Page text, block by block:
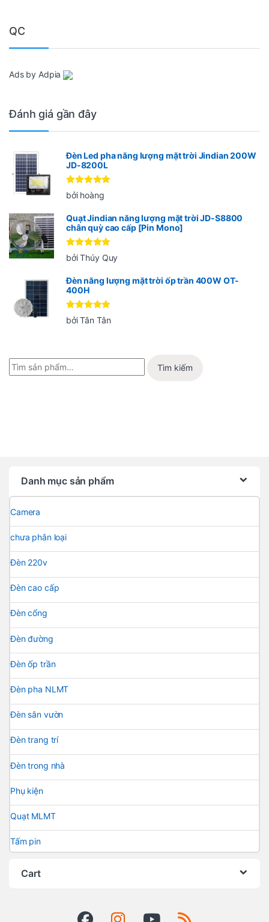
QC
Ads by Adpia
Đánh giá gần đây
Đèn Led pha năng lượng mặt trời Jindian 200W
JD-8200L
Được xếp
hạng55
bởi hoàng
Quạt Jindian năng lượng mặt trời JD-S8800
chân quỳ cao cấp [Pin Mono]
Được xếp
hạng 5 5
bởi Thúy Quy
Đèn năng lượng mặt trời ốp trần 400W OT-
400H
Được xếp
hạng 55
bởi Tân Tân
Tìm kiếm
Danh mục sản phẩm
Camera
chưa phân loại
Đèn 220v
Đèn cao cấp
Đèn cổng
Đèn đường
Đèn ốp trần
Đèn pha NLMT
Đèn sân vườn
Đèn trang trí
Đèn trong nhà
Phụ kiện
Quạt MLMT
Tấm pin
Cart